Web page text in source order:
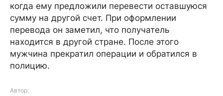
когда ему предложили перевести оставшуюся
сумму на другой счет. При оформлении
перевода он заметил, что получатель
находится в другой стране. После этого
мужчина прекратил операции и обратился в
полицию.
Автор: